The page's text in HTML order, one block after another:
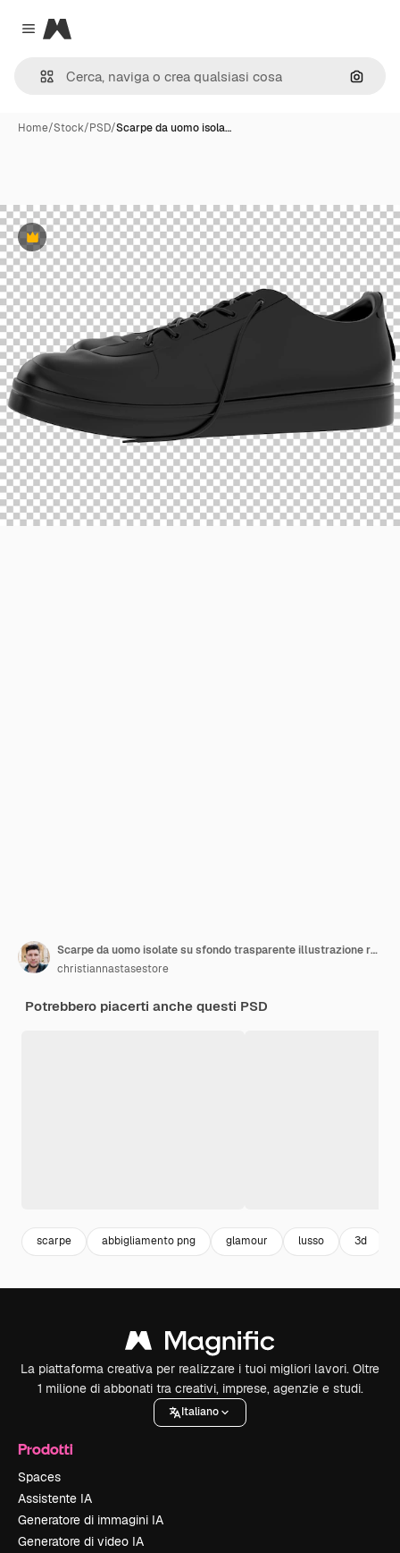
Close menu
Magnific
Cerca
Home/Stock/PSD/Scarpe da uomo isola…
Premium
Scarpe da uomo isolate su sfondo trasparente illustrazione rendering 3d
christiannastasestore
Potrebbero piacerti anche questi PSD
scarpe abbigliamento png glamour lusso 3d
La piattaforma creativa per realizzare i tuoi migliori lavori. Oltre
1 milione di abbonati tra creativi, imprese, agenzie e studi.
Italiano
Prodotti
Spaces
Assistente IA
Generatore di immagini IA
Generatore di video IA